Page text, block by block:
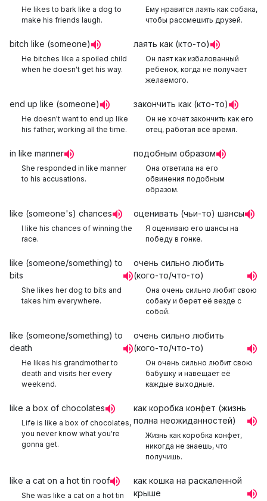
He likes to bark like a dog to
make his friends laugh.
Ему нравится лаять как собака,
чтобы рассмешить друзей.
bitch like (someone)
He bitches like a spoiled child
when he doesn't get his way.
лаять как (кто-то)
Он лаят как избалованный
ребенок, когда не получает
желаемого.
end up like (someone)
He doesn't want to end up like
his father, working all the time.
закончить как (кто-то)
Он не хочет закончить как его
отец, работая всё время.
in like manner
She responded in like manner
to his accusations.
подобным образом
Она ответила на его
обвинения подобным
образом.
like (someone's) chances
I like his chances of winning the
race.
оценивать (чьи-то) шансы
Я оцениваю его шансы на
победу в гонке.
like (someone/something) to
bits
She likes her dog to bits and
takes him everywhere.
очень сильно любить
(кого-то/что-то)
Она очень сильно любит свою
собаку и берет её везде с
собой.
like (someone/something) to
death
He likes his grandmother to
death and visits her every
weekend.
очень сильно любить
(кого-то/что-то)
Он очень сильно любит свою
бабушку и навещает её
каждые выходные.
like a box of chocolates
Life is like a box of chocolates,
you never know what you're
gonna get.
как коробка конфет (жизнь
полна неожиданностей)
Жизнь как коробка конфет,
никогда не знаешь, что
получишь.
like a cat on a hot tin roof
She was like a cat on a hot tin
как кошка на раскаленной
крыше